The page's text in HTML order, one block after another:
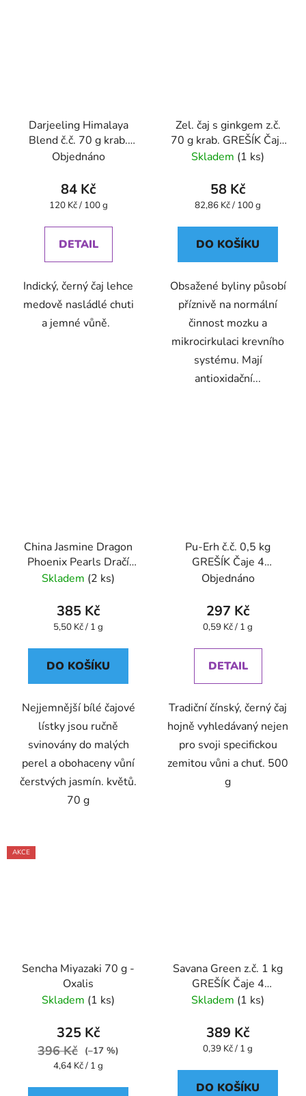
Darjeeling Himalaya
Blend č.č. 70 g krab.
GREŠÍK Čaje 4
Objednáno
84 Kč
Měrná
120 Kč / 100 g
DETAIL
Indický, černý čaj lehce
medově nasládlé chuti
a jemné vůně.
Zel. čaj s ginkgem z.č.
70 g krab. GREŠÍK Čaje
4 světadílů
Skladem (1 ks)
58 Kč
Měrná
82,86 Kč / 100 g
DO KOŠÍKU
Obsažené byliny působí
příznivě na normální
činnost mozku a
mikrocirkulaci krevního
systému. Mají
antioxidační...
China Jasmine Dragon
Phoenix Pearls Dračí
perly 70 g - Oxalis
Skladem (2 ks)
385 Kč
Měrná
5,50 Kč / 1 g
DO KOŠÍKU
Nejjemnější bílé čajové
lístky jsou ručně
svinovány do malých
perel a obohaceny vůní
čerstvých jasmín. květů.
70 g
Pu-Erh č.č. 0,5 kg
GREŠÍK Čaje 4
světadílů
Objednáno
297 Kč
Měrná
0,59 Kč / 1 g
DETAIL
Tradiční čínský, černý čaj
hojně vyhledávaný nejen
pro svoji specifickou
zemitou vůni a chuť. 500
g
AKCE
Sencha Miyazaki 70 g -
Oxalis
Skladem (1 ks)
325 Kč
396 Kč
(–17 %)
Měrná
4,64 Kč / 1 g
Savana Green z.č. 1 kg
GREŠÍK Čaje 4
světadílů
Skladem (1 ks)
389 Kč
Měrná
0,39 Kč / 1 g
DO KOŠÍKU